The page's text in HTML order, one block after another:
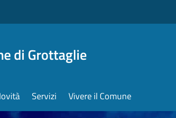
di Grottaglie
Servizi Vivere il Comune